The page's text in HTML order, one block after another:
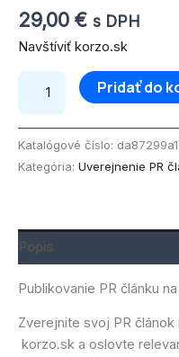
29,00 € s DPH
Navštíviť korzo.sk
Pridať do
Katalógové číslo:
Kategória: Uverejnenie PR
Popis
Publikovanie PR článku
Zverejnite svoj PR článok
korzo.sk a oslovte